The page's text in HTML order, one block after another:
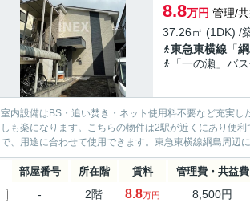
8.8万円 管理/
37.26㎡ (1DK) /
東急東横線 「
「一の瀬」バ
室内設備はBS・追い焚き・ネット使用料不要など充実
しも楽になります。こちらの物件は2駅が近くにあり便
で、用途に合わせて使用できます。東急東横線綱島周辺
部屋番号 所在階 賃料 管理費・共益費
- 2階 8.8万円 8,500円